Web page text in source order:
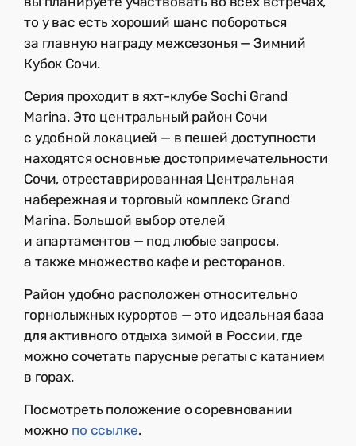
то у вас есть хороший шанс побороться
за главную награду межсезонья — Зимний
Кубок Сочи.
Серия проходит в яхт-клубе Sochi Grand
Marina. Это центральный район Сочи
с удобной локацией — в пешей доступности
находятся основные достопримечательности
Сочи, отреставрированная Центральная
набережная и торговый комплекс Grand
Marina. Большой выбор отелей
и апартаментов — под любые запросы,
а также множество кафе и ресторанов.
Район удобно расположен относительно
горнолыжных курортов — это идеальная база
для активного отдыха зимой в России, где
можно сочетать парусные регаты с катанием
в горах.
Посмотреть положение о соревновании
можно по ссылке.